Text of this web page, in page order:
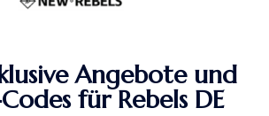
Angebote und
für Rebels DE